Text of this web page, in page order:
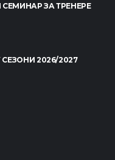
ЗА ТРЕНЕРЕ
2026/2027